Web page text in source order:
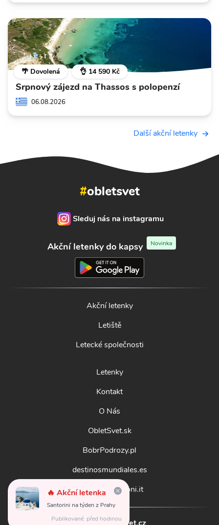
🌴 Dovolená 👌 14 590 Kč
Srpnový zájezd na Thassos s polopenzí
06.08.2026
Další akční letenky
🔥 Akční letenka
Santorini na týden z Prahy
Publikované: před hodinou
#obletsvet
Sleduj nás na instagramu
Akční letenky do kapsy Novinka
Akční letenky
Letiště
Letecké společnosti
Letenky
Kontakt
O Nás
ObletSvet.sk
BobrPodrozy.pl
destinosmundiales.es
guidadestinazioni.it